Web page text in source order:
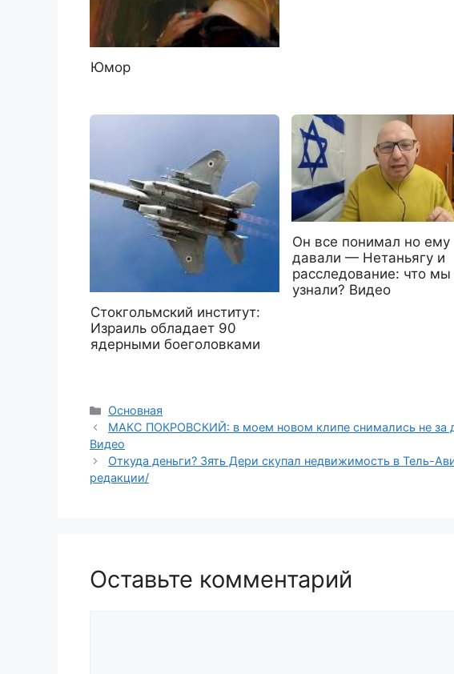
Юмор
Стокгольмский институт:
Израиль обладает 90
ядерными боеголовками
Он все понимал но ему
давали — Нетаньягу и
расследование: что мы
узнали? Видео
Рубрики
Основная
МАКС ПОКРОВСКИЙ: в моем новом клипе снимались не за
Видео
Откуда деньги? Зять Дери скупал недвижимость в Тель-
редакции/
Оставьте комментарий